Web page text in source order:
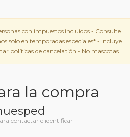
con impuestos incluidos - Consulte
solo en temporadas especiales* - Incluye
políticas de cancelación - No mascotas
la compra
contactar e identificar